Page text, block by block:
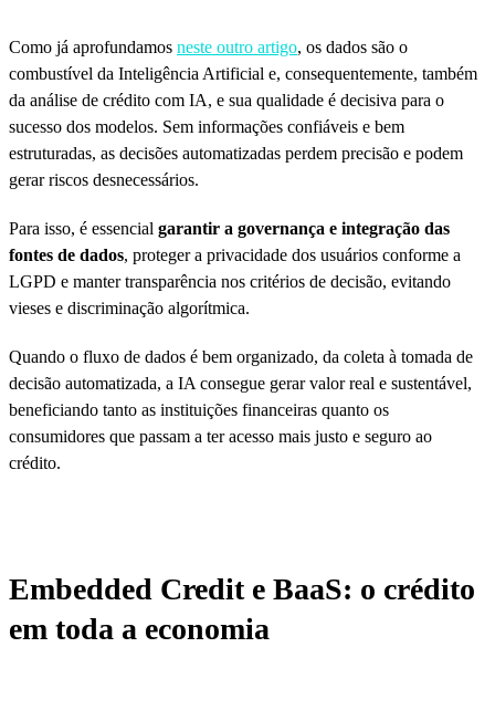
Como já aprofundamos neste outro artigo, os dados são o
combustível da Inteligência Artificial e, consequentemente, também
da análise de crédito com IA, e sua qualidade é decisiva para o
sucesso dos modelos. Sem informações confiáveis e bem
estruturadas, as decisões automatizadas perdem precisão e podem
gerar riscos desnecessários.
Para isso, é essencial garantir a governança e integração das
fontes de dados, proteger a privacidade dos usuários conforme a
LGPD e manter transparência nos critérios de decisão, evitando
vieses e discriminação algorítmica.
Quando o fluxo de dados é bem organizado, da coleta à tomada de
decisão automatizada, a IA consegue gerar valor real e sustentável,
beneficiando tanto as instituições financeiras quanto os
consumidores que passam a ter acesso mais justo e seguro ao
crédito.
Embedded Credit e BaaS: o crédito
em toda a economia